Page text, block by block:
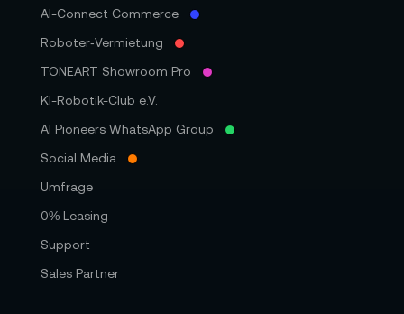
AI-Connect Commerce
Roboter‑Vermietung
TONEART Showroom Pro
KI-Robotik-Club e.V.
AI Pioneers WhatsApp Group
Social Media
Umfrage
0% Leasing
Support
Sales Partner